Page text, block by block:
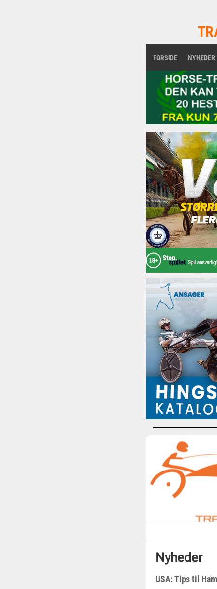
FORSIDE NYHEDER
Nyheder
USA: Tips til